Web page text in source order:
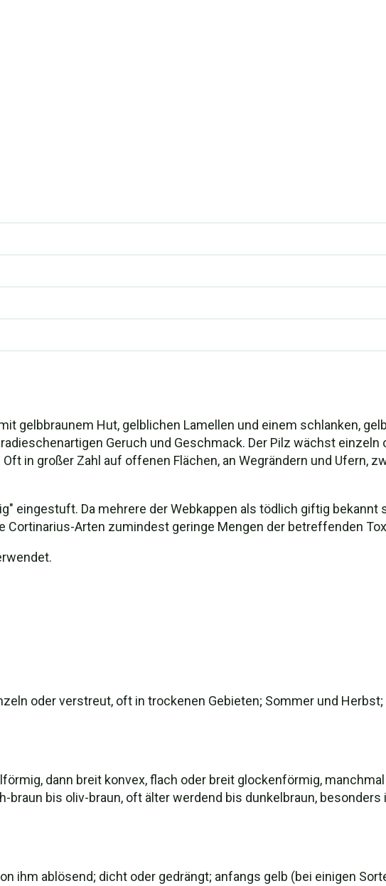
gelbbraunem Hut, gelblichen Lamellen und einem schlanken,
Geruch und Geschmack. Der Pilz wächst einzeln
in großer Zahl auf offenen Flächen, an Wegrändern und Ufern,
eingestuft. Da mehrere der Webkappen als tödlich giftig bekannt
Cortinarius-Arten zumindest geringe Mengen der betreffenden
oder verstreut, oft in trockenen Gebieten; Sommer und
dann breit konvex, flach oder breit glockenförmig,
braun bis oliv-braun, oft älter werdend bis dunkelbraun, besonders
ihm ablösend; dicht oder gedrängt; anfangs gelb (bei einigen